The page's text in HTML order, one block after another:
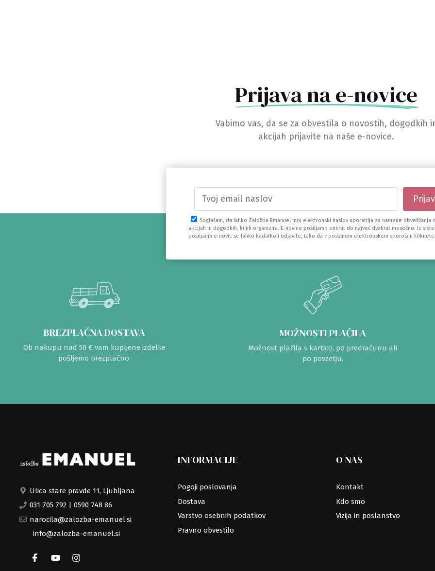
Prijava na e-novice
Vabimo vas, da se za obvestila o novostih, dogodkih
akcijah prijavite na naše e-novice.
Soglašam, da lahko Založba Emanuel moj elektronski naslov uporablja za namene obveščanja
akcijah in dogodkih, ki jih organizira. E-novice pošiljamo enkrat do največ dvakrat mesečno. Iz
pošiljanja e-novic se lahko kadarkoli odjavite, tako da v poslanem elektronskem sporočilu kliknete
BREZPLAČNA DOSTAVA
Ob nakupu nad 50 € vam kupljene izdelke
pošljemo brezplačno.
MOŽNOSTI PLAČILA
Možnost plačila s kartico, po predračunu ali
po povzetju.
Ulica stare pravde 11, Ljubljana
031 705 792 | 0590 748 86
narocila@zalozba-emanuel.si
info@zalozba-emanuel.si
INFORMACIJE
Pogoji poslovanja
Dostava
Varstvo osebnih podatkov
Pravno obvestilo
O NAS
Kontakt
Kdo smo
Vizija in poslanstvo